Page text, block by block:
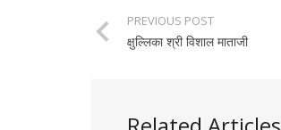
PREVIOUS POST
क्षुल्लिका श्री विशाल माताजी